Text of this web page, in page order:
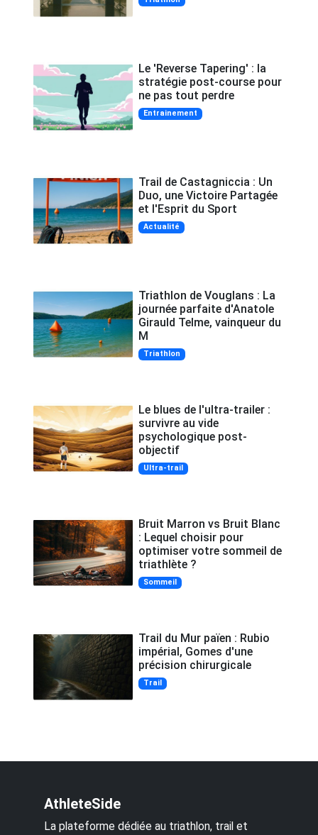
Le 'Reverse Tapering' : la
stratégie post-course pour
ne pas tout perdre
Entrainement
Trail de Castagniccia : Un
Duo, une Victoire Partagée
et l'Esprit du Sport
Actualité
Triathlon de Vouglans : La
journée parfaite d'Anatole
Girauld Telme, vainqueur du
M
Triathlon
Le blues de l'ultra-trailer :
survivre au vide
psychologique post-
objectif
Ultra-trail
Bruit Marron vs Bruit Blanc
: Lequel choisir pour
optimiser votre sommeil de
triathlète ?
Sommeil
Trail du Mur païen : Rubio
impérial, Gomes d'une
précision chirurgicale
Trail
AthleteSide
La plateforme dédiée au triathlon, trail et